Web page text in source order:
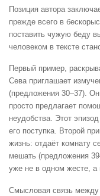
Позиция автора
прежде всего в
поставить чужую беду
человеком в тексте
Первый пример,
Сева приглашает
(предложения 30–37).
просто предлагает
неудобства. Этот
его поступка. Второй
жизнь: отдаёт комнату
мешать (предложения
уже не в одном жесте, а
Смысловая связь